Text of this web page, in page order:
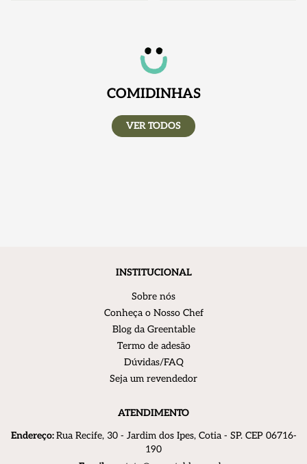
COMIDINHAS
VER TODOS
INSTITUCIONAL
Sobre nós
Conheça o Nosso Chef
Blog da Greentable
Termo de adesão
Dúvidas/FAQ
Seja um revendedor
ATENDIMENTO
Endereço:Rua Recife, 30 - Jardim dos Ipes, Cotia - SP. CEP 06716-
190